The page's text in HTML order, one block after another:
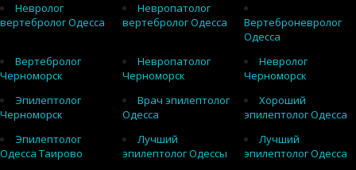
Невролог
вертебролог Одесса
Невропатолог
вертебролог Одесса
Вертеброневролог
Одесса
Вертебролог
Черноморск
Невропатолог
Черноморск
Невролог
Черноморск
Эпилептолог
Черноморск
Врач эпилептолог
Одесса
Хороший
эпилептолог Одесса
Эпилептолог
Одесса Таирово
Лучший
эпилептолог Одессы
Лучший
эпилептолог Одесса